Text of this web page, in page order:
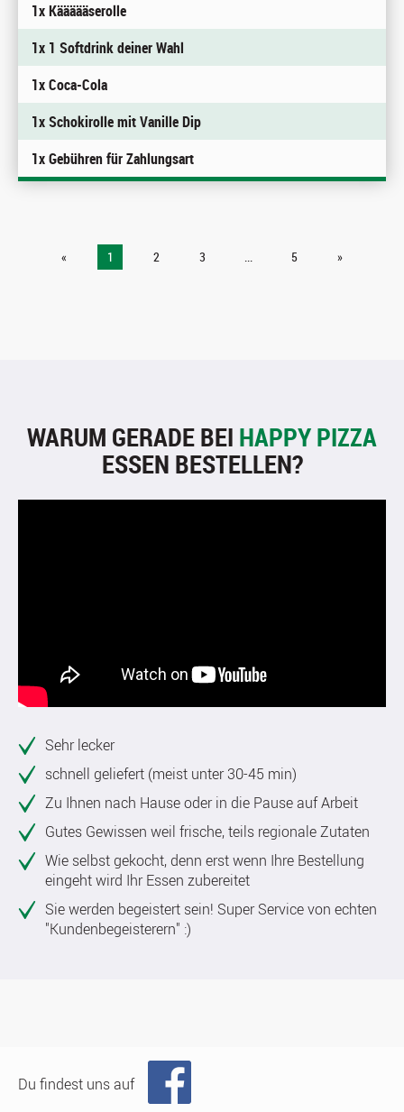
1x Käääääserolle
1x 1 Softdrink deiner Wahl
1x Coca-Cola
1x Schokirolle mit Vanille Dip
1x Gebühren für Zahlungsart
« 1 2 3 ... 5 »
WARUM GERADE BEI HAPPY PIZZA
ESSEN BESTELLEN?
Sehr lecker
schnell geliefert (meist unter 30-45 min)
Zu Ihnen nach Hause oder in die Pause auf Arbeit
Gutes Gewissen weil frische, teils regionale Zutaten
Wie selbst gekocht, denn erst wenn Ihre Bestellung
eingeht wird Ihr Essen zubereitet
Sie werden begeistert sein! Super Service von echten
"Kundenbegeisterern" :)
Du findest uns auf